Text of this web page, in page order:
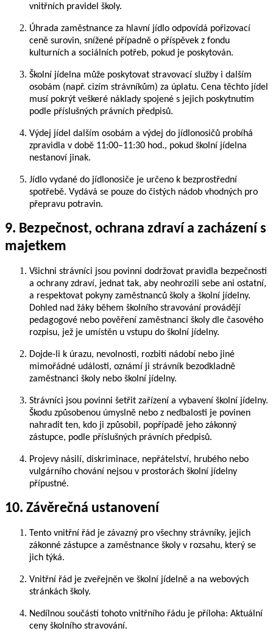
vnitřních pravidel školy.
Úhrada zaměstnance za hlavní jídlo odpovídá pořizovací
ceně surovin, snížené případně o příspěvek z fondu
kulturních a sociálních potřeb, pokud je poskytován.
Školní jídelna může poskytovat stravovací služby i dalším
osobám (např. cizím strávníkům) za úplatu. Cena těchto jídel
musí pokrýt veškeré náklady spojené s jejich poskytnutím
podle příslušných právních předpisů.
Výdej jídel dalším osobám a výdej do jídlonosičů probíhá
zpravidla v době 11:00–11:30 hod., pokud školní jídelna
nestanoví jinak.
Jídlo vydané do jídlonosiče je určeno k bezprostřední
spotřebě. Vydává se pouze do čistých nádob vhodných pro
přepravu potravin.
9. Bezpečnost, ochrana zdraví a zacházení s
majetkem
Všichni strávníci jsou povinni dodržovat pravidla bezpečnosti
a ochrany zdraví, jednat tak, aby neohrozili sebe ani ostatní,
a respektovat pokyny zaměstnanců školy a školní jídelny.
Dohled nad žáky během školního stravování provádějí
pedagogové nebo pověření zaměstnanci školy dle časového
rozpisu, jež je umístěn u vstupu do školní jídelny.
Dojde-li k úrazu, nevolnosti, rozbití nádobí nebo jiné
mimořádné události, oznámí ji strávník bezodkladně
zaměstnanci školy nebo školní jídelny.
Strávníci jsou povinni šetřit zařízení a vybavení školní jídelny.
Škodu způsobenou úmyslně nebo z nedbalosti je povinen
nahradit ten, kdo ji způsobil, popřípadě jeho zákonný
zástupce, podle příslušných právních předpisů.
Projevy násilí, diskriminace, nepřátelství, hrubého nebo
vulgárního chování nejsou v prostorách školní jídelny
přípustné.
10. Závěrečná ustanovení
Tento vnitřní řád je závazný pro všechny strávníky, jejich
zákonné zástupce a zaměstnance školy v rozsahu, který se
jich týká.
Vnitřní řád je zveřejněn ve školní jídelně a na webových
stránkách školy.
Nedílnou součástí tohoto vnitřního řádu je příloha: Aktuální
ceny školního stravování.